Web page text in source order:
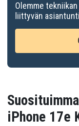
Olemme
liittyvän
iPhone 17e